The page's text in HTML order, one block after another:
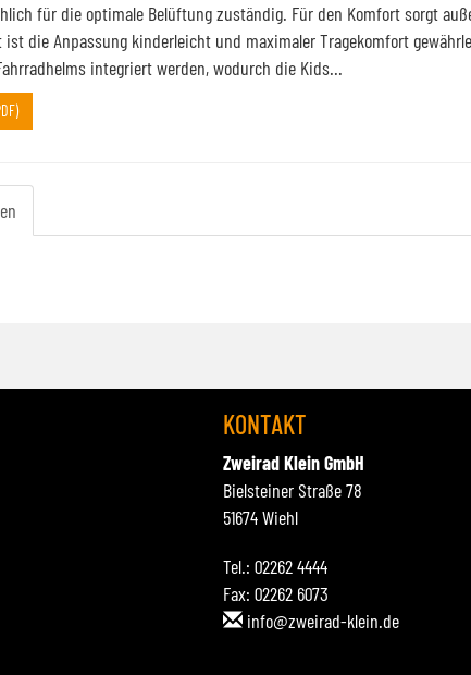
für die optimale Belüftung zuständig. Für den Komfort sorgt
ist die Anpassung kinderleicht und maximaler Tragekomfort
integriert werden, wodurch die Kids...
KONTAKT
Zweirad Klein GmbH
Bielsteiner Straße 78
51674 Wiehl
Tel.: 02262 4444
Fax: 02262 6073
info@zweirad-klein.de